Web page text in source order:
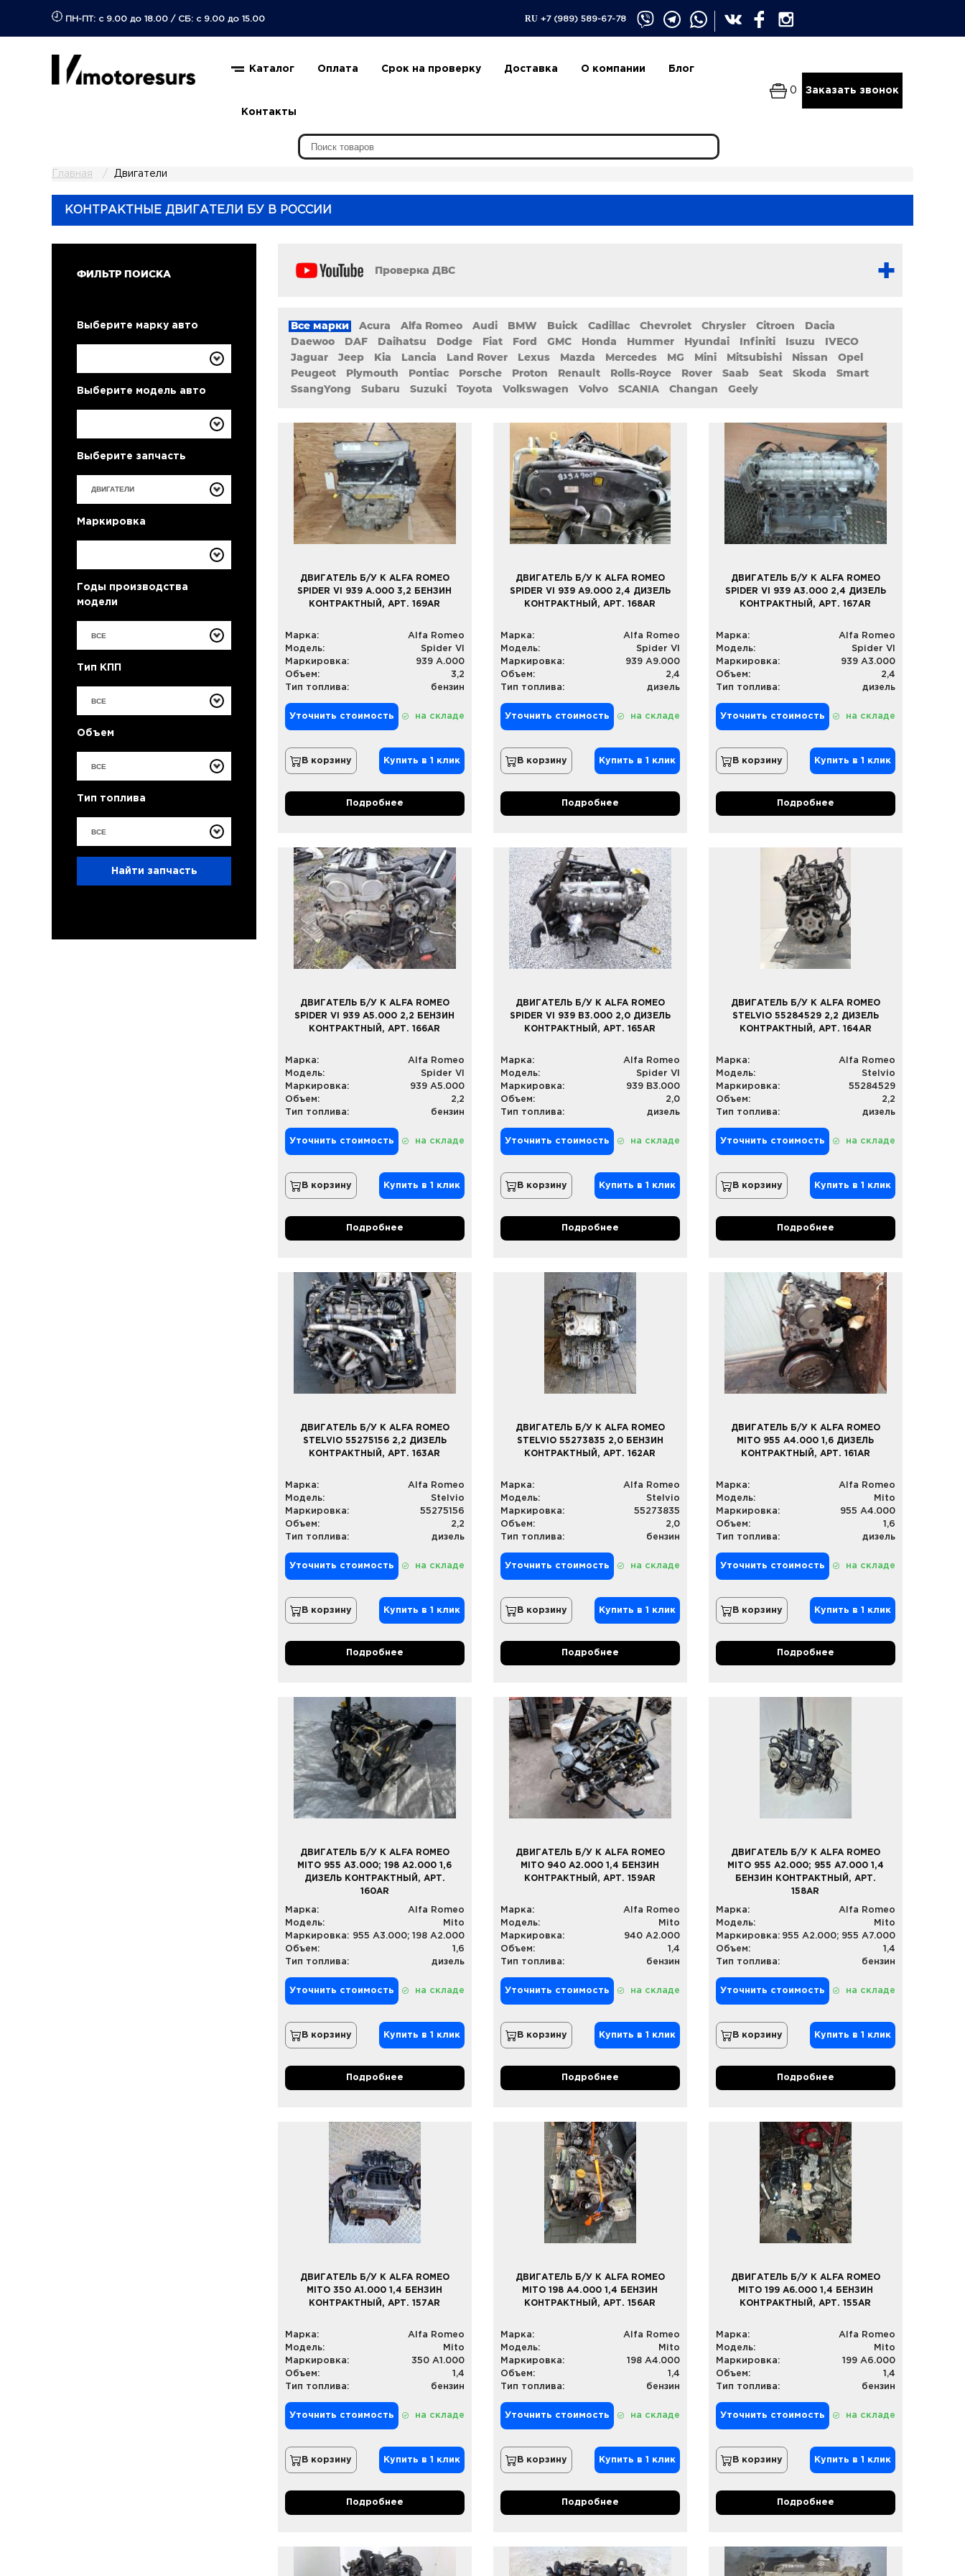
ПН-ПТ: с 9.00 до 18.00 / СБ: с 9.00 до 15.00 RU +7 (989) 589-67-78
Каталог Оплата Срок на проверку Доставка О компании Блог
Контакты
0 Заказать звонок
Главная Двигатели
КОНТРАКТНЫЕ ДВИГАТЕЛИ БУ В РОССИИ
ФИЛЬТР ПОИСКА
Выберите марку авто
Выберите модель авто
Выберите запчасть
Маркировка
Годы производства
модели
ВСЕ
Тип КПП
ВСЕ
Объем
ВСЕ
Тип топлива
ВСЕ
Найти запчасть
Проверка ДВС
Все марки Acura Alfa Romeo Audi BMW Buick Cadillac Chevrolet Chrysler Citroen
Dacia
Daewoo
DAF Daihatsu Dodge Fiat Ford GMC Honda Hummer Hyundai Infiniti Isuzu
IVECO
Jaguar
Jeep Kia Lancia Land Rover Lexus Mazda Mercedes MG Mini Mitsubishi Nissan
Opel
Peugeot
Plymouth Pontiac Porsche Proton Renault Rolls-Royce Rover Saab Seat Skoda
Smart
SsangYong
Subaru Suzuki Toyota Volkswagen Volvo SCANIA Changan Geely
ДВИГАТЕЛЬ Б/У К ALFA ROMEO
SPIDER VI 939 A.000 3,2 БЕНЗИН
КОНТРАКТНЫЙ, АРТ. 169AR
Марка:
Alfa Romeo
Модель:
Spider VI
Маркировка:
939 A.000
Объем:
3,2
Тип топлива:
бензин
Уточнить стоимость на складе
В корзину Купить в 1 клик
Подробнее
ДВИГАТЕЛЬ Б/У К ALFA ROMEO
SPIDER VI 939 A9.000 2,4 ДИЗЕЛЬ
КОНТРАКТНЫЙ, АРТ. 168AR
Марка:
Alfa Romeo
Модель:
Spider VI
Маркировка:
939 A9.000
Объем:
2,4
Тип топлива:
дизель
Уточнить стоимость на складе
В корзину Купить в 1 клик
Подробнее
ДВИГАТЕЛЬ Б/У К ALFA ROMEO
SPIDER VI 939 A3.000 2,4 ДИЗЕЛЬ
КОНТРАКТНЫЙ, АРТ. 167AR
Марка:
Alfa Romeo
Модель:
Spider VI
Маркировка:
939 A3.000
Объем:
2,4
Тип топлива:
дизель
Уточнить стоимость на складе
В корзину Купить в 1 клик
Подробнее
ДВИГАТЕЛЬ Б/У К ALFA ROMEO
SPIDER VI 939 A5.000 2,2 БЕНЗИН
КОНТРАКТНЫЙ, АРТ. 166AR
Марка:
Alfa Romeo
Модель:
Spider VI
Маркировка:
939 A5.000
Объем:
2,2
Тип топлива:
бензин
Уточнить стоимость на складе
В корзину Купить в 1 клик
Подробнее
ДВИГАТЕЛЬ Б/У К ALFA ROMEO
SPIDER VI 939 B3.000 2,0 ДИЗЕЛЬ
КОНТРАКТНЫЙ, АРТ. 165AR
Марка:
Alfa Romeo
Модель:
Spider VI
Маркировка:
939 B3.000
Объем:
2,0
Тип топлива:
дизель
Уточнить стоимость на складе
В корзину Купить в 1 клик
Подробнее
ДВИГАТЕЛЬ Б/У К ALFA ROMEO
STELVIO 55284529 2,2 ДИЗЕЛЬ
КОНТРАКТНЫЙ, АРТ. 164AR
Марка:
Alfa Romeo
Модель:
Stelvio
Маркировка:
55284529
Объем:
2,2
Тип топлива:
дизель
Уточнить стоимость на складе
В корзину Купить в 1 клик
Подробнее
ДВИГАТЕЛЬ Б/У К ALFA ROMEO
STELVIO 55275156 2,2 ДИЗЕЛЬ
КОНТРАКТНЫЙ, АРТ. 163AR
Марка:
Alfa Romeo
Модель:
Stelvio
Маркировка:
55275156
Объем:
2,2
Тип топлива:
дизель
Уточнить стоимость на складе
В корзину Купить в 1 клик
Подробнее
ДВИГАТЕЛЬ Б/У К ALFA ROMEO
STELVIO 55273835 2,0 БЕНЗИН
КОНТРАКТНЫЙ, АРТ. 162AR
Марка:
Alfa Romeo
Модель:
Stelvio
Маркировка:
55273835
Объем:
2,0
Тип топлива:
бензин
Уточнить стоимость на складе
В корзину Купить в 1 клик
Подробнее
ДВИГАТЕЛЬ Б/У К ALFA ROMEO
MITO 955 A4.000 1,6 ДИЗЕЛЬ
КОНТРАКТНЫЙ, АРТ. 161AR
Марка:
Alfa Romeo
Модель:
Mito
Маркировка:
955 A4.000
Объем:
1,6
Тип топлива:
дизель
Уточнить стоимость на складе
В корзину Купить в 1 клик
Подробнее
ДВИГАТЕЛЬ Б/У К ALFA ROMEO
MITO 955 A3.000; 198 A2.000 1,6
ДИЗЕЛЬ КОНТРАКТНЫЙ, АРТ.
160AR
Марка:
Alfa Romeo
Модель:
Mito
Маркировка: 955 A3.000; 198 A2.000
Объем:
1,6
Тип топлива:
дизель
Уточнить стоимость на складе
В корзину Купить в 1 клик
Подробнее
ДВИГАТЕЛЬ Б/У К ALFA ROMEO
MITO 940 A2.000 1,4 БЕНЗИН
КОНТРАКТНЫЙ, АРТ. 159AR
Марка:
Alfa Romeo
Модель:
Mito
Маркировка:
940 A2.000
Объем:
1,4
Тип топлива:
бензин
Уточнить стоимость на складе
В корзину Купить в 1 клик
Подробнее
ДВИГАТЕЛЬ Б/У К ALFA ROMEO
MITO 955 A2.000; 955 A7.000 1,4
БЕНЗИН КОНТРАКТНЫЙ, АРТ.
158AR
Марка:
Alfa Romeo
Модель:
Mito
Маркировка: 955 A2.000; 955 A7.000
Объем:
1,4
Тип топлива:
бензин
Уточнить стоимость на складе
В корзину Купить в 1 клик
Подробнее
ДВИГАТЕЛЬ Б/У К ALFA ROMEO
MITO 350 A1.000 1,4 БЕНЗИН
КОНТРАКТНЫЙ, АРТ. 157AR
Марка:
Alfa Romeo
Модель:
Mito
Маркировка:
350 A1.000
Объем:
1,4
Тип топлива:
бензин
Уточнить стоимость на складе
В корзину Купить в 1 клик
Подробнее
ДВИГАТЕЛЬ Б/У К ALFA ROMEO
MITO 198 A4.000 1,4 БЕНЗИН
КОНТРАКТНЫЙ, АРТ. 156AR
Марка:
Alfa Romeo
Модель:
Mito
Маркировка:
198 A4.000
Объем:
1,4
Тип топлива:
бензин
Уточнить стоимость на складе
В корзину Купить в 1 клик
Подробнее
ДВИГАТЕЛЬ Б/У К ALFA ROMEO
MITO 199 A6.000 1,4 БЕНЗИН
КОНТРАКТНЫЙ, АРТ. 155AR
Марка:
Alfa Romeo
Модель:
Mito
Маркировка:
199 A6.000
Объем:
1,4
Тип топлива:
бензин
Уточнить стоимость на складе
В корзину Купить в 1 клик
Подробнее